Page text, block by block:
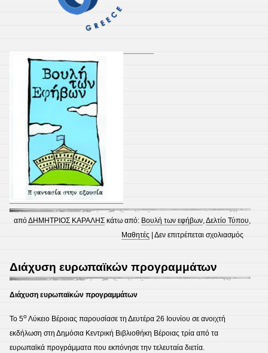
απόΔΗΜΗΤΡΙΟΣ ΚΑΡΑΛΗΣ κάτω από: Βουλή των εφήβων,Δελτίο Τύπου,
Μαθητές |Δεν επιτρέπεται σχολιασμός
ΓΕΛ
Διάχυση ευρωπαϊκών προγραμμάτων
Διάχυση ευρωπαϊκών προγραμμάτων
Το 5οΛύκειο Βέροιας παρουσίασε τη Δευτέρα 26 Ιουνίου σε ανοιχτή
εκδήλωση στη Δημόσια Κεντρική Βιβλιοθήκη Βέροιας τρία από τα
ευρωπαϊκά προγράμματα που εκπόνησε την τελευταία διετία.